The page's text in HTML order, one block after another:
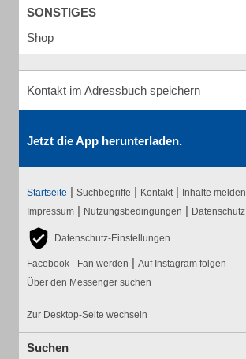
SONSTIGES
Shop
Kontakt im Adressbuch speichern
Jetzt die App herunterladen.
Startseite | Suchbegriffe | Kontakt | Inhalte melden
Impressum | Nutzungsbedingungen | Datenschutz
Datenschutz-Einstellungen
Facebook - Fan werden | Auf Instagram folgen
Über den Messenger suchen
Zur Desktop-Seite wechseln
Suchen